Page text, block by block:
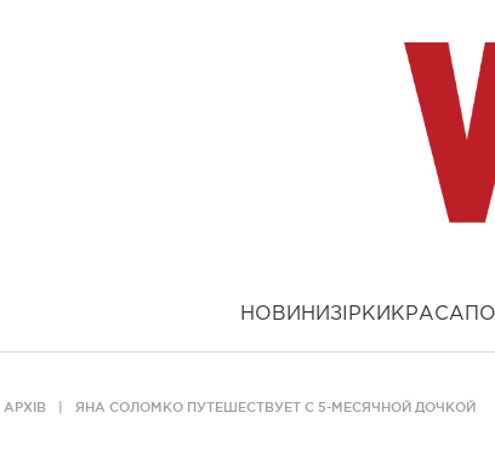
НОВИНИ ЗІРКИ КРАСА
АРХІВ ЯНА СОЛОМКО ПУТЕШЕСТВУЕТ С 5-МЕСЯЧНОЙ ДОЧКОЙ